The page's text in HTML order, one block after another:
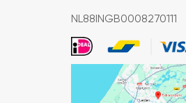
NL88INGB0008270111